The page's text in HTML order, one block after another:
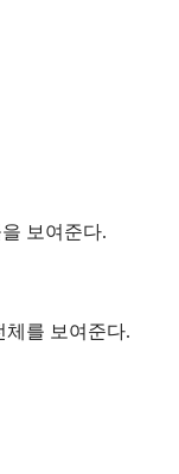
보여준다.
체를 보여준다.